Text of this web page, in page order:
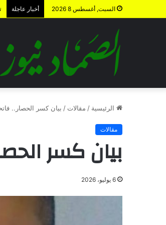
السبت, أغسطس 8 2026 أخبار عاجلة
الرئيسية / مقالات / بيان كسر الحصار..
مقالات
بيان كسر
6 يوليو، 2026